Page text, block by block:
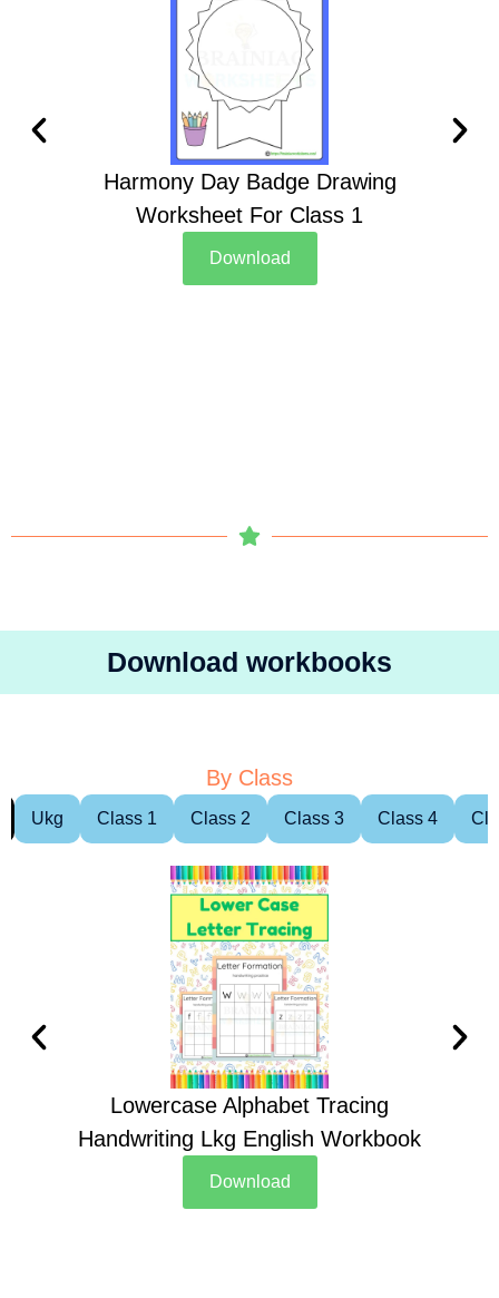
Harmony Day Badge Drawing
Worksheet For Class 1
Download
Download workbooks
By Class
Ukg Class 1 Class 2 Class 3 Class 4
Lowercase Alphabet Tracing
Handwriting Lkg English Workbook
Download